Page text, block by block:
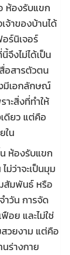
ห้องรับแขก
จ้าของบ้านได้
ร์นิเจอร์
งไม่ได้เป็น
อสารตัวตน
มีเอกลักษณ์
ะสิ่งที่ทำให้
ดียว แต่คือ
ใน
ห้องรับแขก
ม่ว่าจะเป็นมุม
สัมพันธ์ หรือ
ำวัน การจัด
อย และไม่ใช่
วยงาม แต่คือ
ร่างกาย